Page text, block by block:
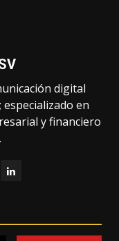
digital
en
y financiero